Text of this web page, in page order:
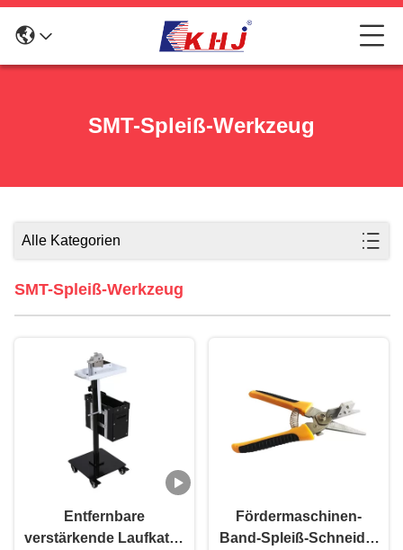
SMT-Spleiß-Werkzeug
Alle Kategorien
SMT-Spleiß-Werkzeug
Entfernbare
verstärkende Laufkatze
Fördermaschinen-
Band-Spleiß-Schneider